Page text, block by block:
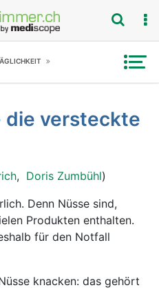
die versteckte
, Doris Zumbühl)
Denn Nüsse sind,
Produkten enthalten.
für den Notfall
knacken: das gehört